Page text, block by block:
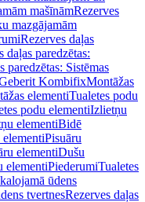
mašīnāmRezerves
mazgājamām
Rezerves daļas
daļas paredzētas:
paredzētas: Sistēmas
KombifixMontāžas
elementiTualetes podu
podu elementiIzlietņu
elementiBidē
elementiPisuāru
elementiDušu
elementiPiederumiTualetes
ūdens
tvertnesRezerves daļas